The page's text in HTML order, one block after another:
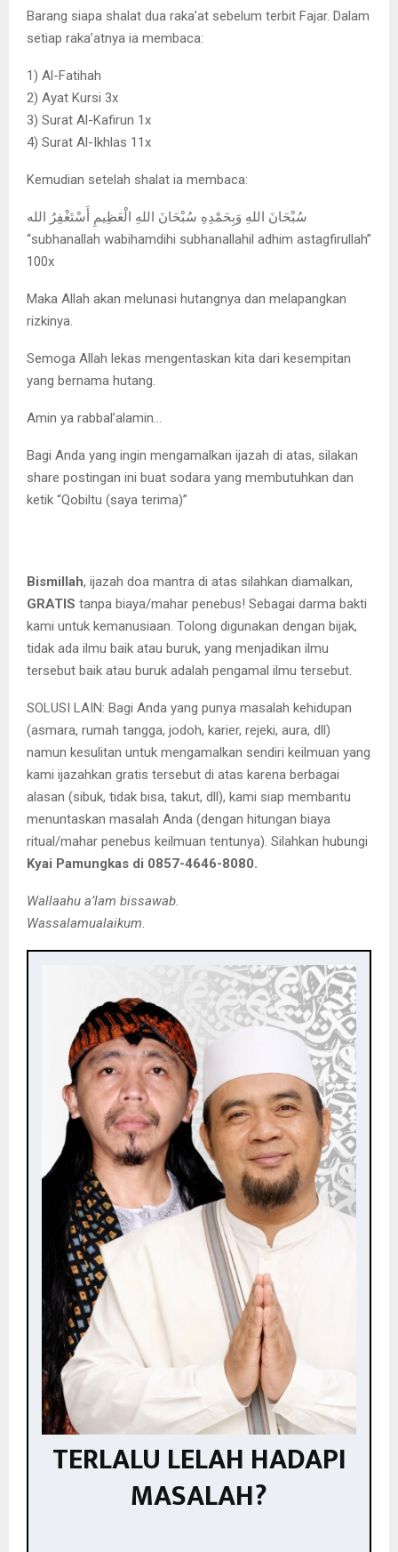
Barang siapa shalat dua raka’at sebelum terbit Fajar. Dalam
setiap raka’atnya ia membaca:
1) Al-Fatihah
2) Ayat Kursi 3x
3) Surat Al-Kafirun 1x
4) Surat Al-Ikhlas 11x
Kemudian setelah shalat ia membaca:
سُبْحَانَ اللهِ وَبِحَمْدِهِ سُبْحَانَ اللهِ الْعَظِيمِ أَسْتَغْفِرُ الله
“subhanallah wabihamdihi subhanallahil adhim astagfirullah”
100x
Maka Allah akan melunasi hutangnya dan melapangkan
rizkinya.
Semoga Allah lekas mengentaskan kita dari kesempitan
yang bernama hutang.
Amin ya rabbal’alamin…
Bagi Anda yang ingin mengamalkan ijazah di atas, silakan
share postingan ini buat sodara yang membutuhkan dan
ketik “Qobiltu (saya terima)”
Bismillah, ijazah doa mantra di atas silahkan diamalkan,
GRATIS tanpa biaya/mahar penebus! Sebagai darma bakti
kami untuk kemanusiaan. Tolong digunakan dengan bijak,
tidak ada ilmu baik atau buruk, yang menjadikan ilmu
tersebut baik atau buruk adalah pengamal ilmu tersebut.
SOLUSI LAIN: Bagi Anda yang punya masalah kehidupan
(asmara, rumah tangga, jodoh, karier, rejeki, aura, dll)
namun kesulitan untuk mengamalkan sendiri keilmuan yang
kami ijazahkan gratis tersebut di atas karena berbagai
alasan (sibuk, tidak bisa, takut, dll), kami siap membantu
menuntaskan masalah Anda (dengan hitungan biaya
ritual/mahar penebus keilmuan tentunya). Silahkan hubungi
Kyai Pamungkas di 0857-4646-8080.
Wallaahu a’lam bissawab.
Wassalamualaikum.
TERLALU LELAH HADAPI
MASALAH?